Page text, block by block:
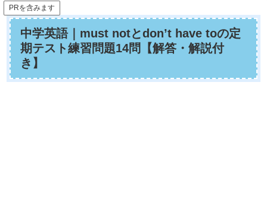
PRを含みます
中学英語｜must notとdon’t have toの定
期テスト練習問題14問【解答・解説付
き】